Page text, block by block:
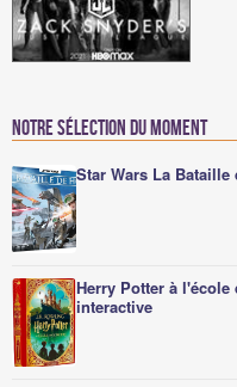
Notre sélection du moment
Star Wars La Bataille
Herry Potter à
interactive